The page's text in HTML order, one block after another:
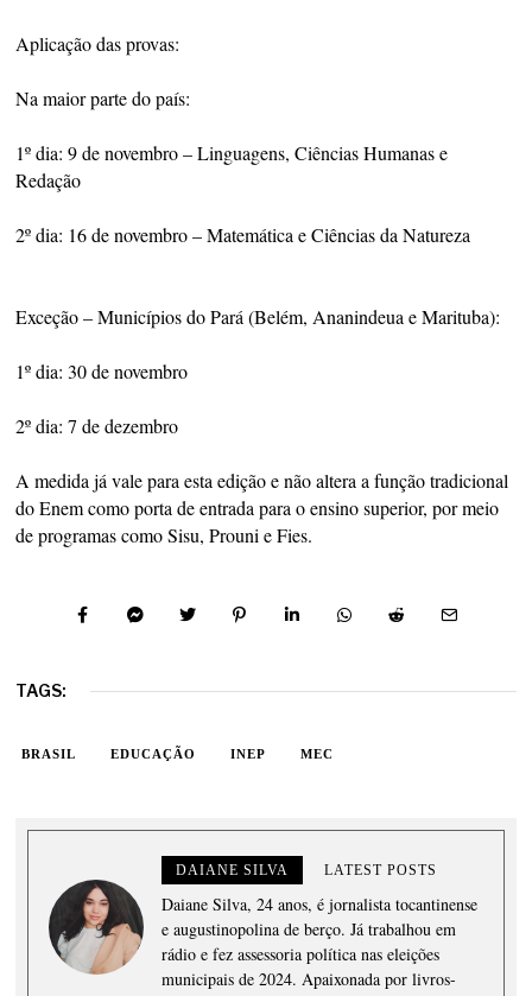
Aplicação das provas:
Na maior parte do país:
1º dia: 9 de novembro – Linguagens, Ciências Humanas e
Redação
2º dia: 16 de novembro – Matemática e Ciências da Natureza
Exceção – Municípios do Pará (Belém, Ananindeua e Marituba):
1º dia: 30 de novembro
2º dia: 7 de dezembro
A medida já vale para esta edição e não altera a função tradicional
do Enem como porta de entrada para o ensino superior, por meio
de programas como Sisu, Prouni e Fies.
TAGS:
BRASIL EDUCAÇÃO INEP MEC
DAIANE SILVA LATEST POSTS
Daiane Silva, 24 anos, é jornalista tocantinense
e augustinopolina de berço. Já trabalhou em
rádio e fez assessoria política nas eleições
municipais de 2024. Apaixonada por livros-